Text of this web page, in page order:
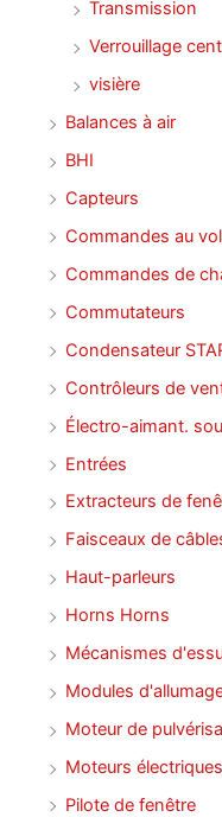
Transmission
Verrouillage
visière
Balances à air
BHI
Capteurs
Commandes au
Commandes de
Commutateurs
Condensateur
Contrôleurs de
Électro-aimant.
Entrées
Extracteurs de
Faisceaux de
Haut-parleurs
Horns Horns
Mécanismes
Modules
Moteur de
Moteurs électriques
Pilote de fenêtre